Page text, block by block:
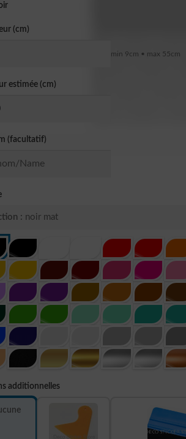
(cm)
min 9cm • max 55cm
estimée (cm)
(facultatif)
: noir mat
additionnelles